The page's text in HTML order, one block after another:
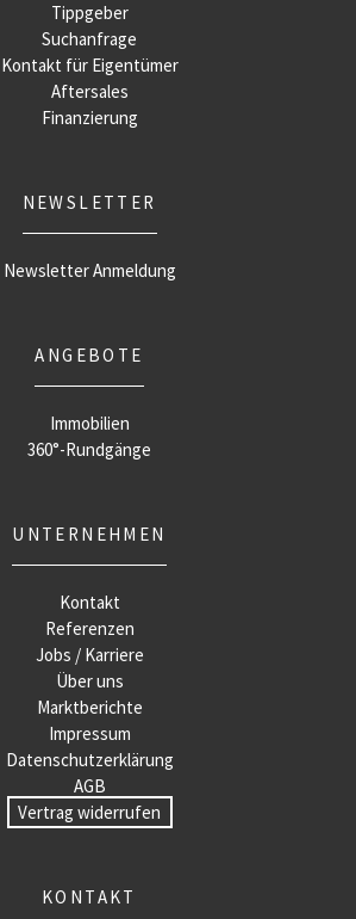
Tippgeber
Suchanfrage
Kontakt für Eigentümer
Aftersales
Finanzierung
NEWSLETTER
Newsletter Anmeldung
ANGEBOTE
Immobilien
360°-Rundgänge
UNTERNEHMEN
Kontakt
Referenzen
Jobs / Karriere
Über uns
Marktberichte
Impressum
Datenschutzerklärung
AGB
Vertrag widerrufen
KONTAKT